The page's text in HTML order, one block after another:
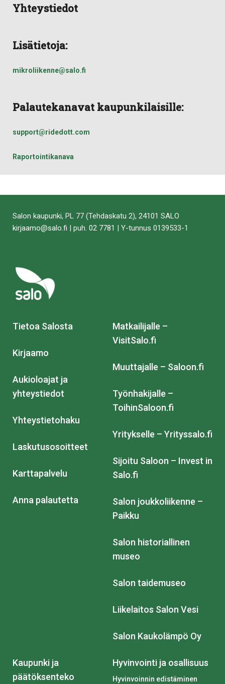
Yhteystiedot
Lisätietoja:
mikroliikenne@salo.fi
Palautekanavat kaupunkilaisille:
support@ridedott.com
Raportointikanava
Salon kaupunki, PL 77 (Tehdaskatu 2), 24101 SALO
kirjaamo@salo.fi | puh. 02 7781 | Y-tunnus 0139533-1
Tietoa Salosta
Kirjaamo
Aukioloajat ja
yhteystiedot
Yhteystietohaku
Laskutusosoitteet
Karttapalvelu
Anna palautetta
Matkailijalle –
VisitSalo.fi
Muuttajalle – Saloon.fi
Työnhakijalle –
ToihinSaloon.fi
Yritykselle – Yrityssalo.fi
Sijoitu Saloon – Invest in
Salo.fi
Salon joukkoliikenne –
Paikku
Salon historiallinen
museo
Salon taidemuseo
Liikelaitos Salon Vesi
Salon Kaukolämpö Oy
Kaupunki ja
päätöksenteko
Hyvinvointi ja osallisuus
Hyvinvoinnin edistäminen